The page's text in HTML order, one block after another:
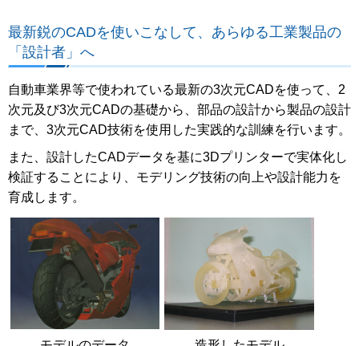
最新鋭のCADを使いこなして、あらゆる工業製品の
「設計者」へ
自動車業界等で使われている最新の3次元CADを使って、2
次元及び3次元CADの基礎から、部品の設計から製品の設計
まで、3次元CAD技術を使用した実践的な訓練を行います。
また、設計したCADデータを基に3Dプリンターで実体化し
検証することにより、モデリング技術の向上や設計能力を
育成します。